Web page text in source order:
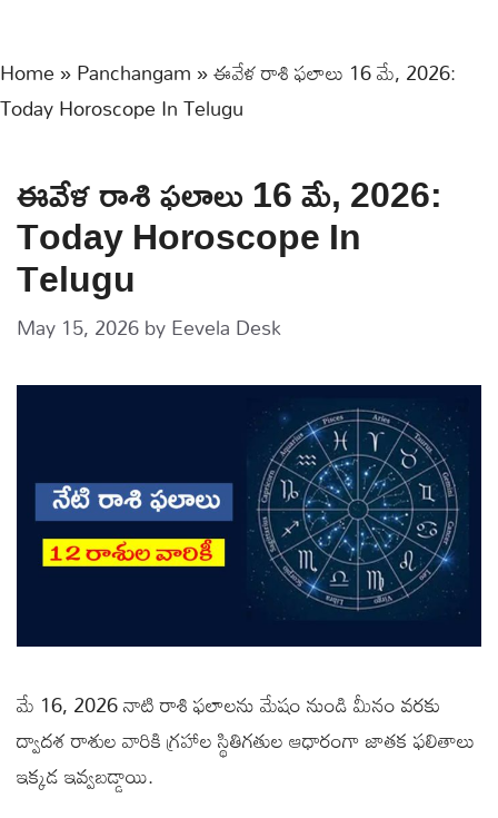
Home»Panchangam»ఈవేళ రాశి ఫలాలు 16 మే, 2026:
Today Horoscope In Telugu
ఈవేళ రాశి ఫలాలు 16 మే, 2026:
Today Horoscope In
Telugu
May 15, 2026byEevela Desk
మే 16, 2026 నాటి రాశి ఫలాలను మేషం నుండి మీనం వరకు
ద్వాదశ రాశుల వారికి గ్రహాల స్థితిగతుల ఆధారంగా జాతక ఫలితాలు
ఇక్కడ ఇవ్వబడ్డాయి.